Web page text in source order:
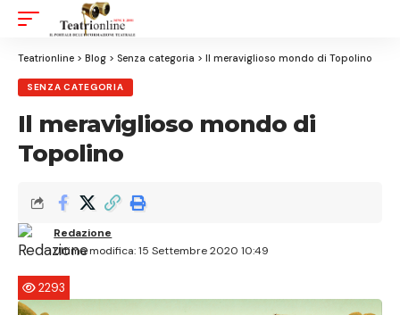
Resizer
Teatrionline > Blog > Senza categoria > Il meraviglioso mondo di Topolino
SENZA CATEGORIA
Il meraviglioso mondo di
Topolino
Ultima modifica: 15 Settembre 2020 10:49
Redazione
2293